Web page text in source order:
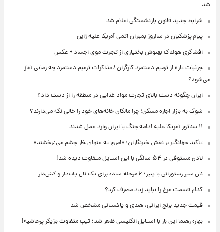
شد
شرایط جدید قانون بازنشستگی اعلام شد
پیام پزشکیان در سالروز بمباران اتمی آمریکا علیه ژاپن
افشاگری هولناک بهنوش بختیاری از تجارت موی اجساد + عکس
جزئیات تازه از ترمیم دستمزد کارگران / مذاکرات ترمیم دستمزد چه زمانی آغاز
می‌شود؟
ایران چگونه دست بالای تجارت مواد غذایی در منطقه را از دست داد؟
شوک به بازار اجاره مسکن؛ چرا مالکان خانه‌های خود را خالی نگه می‌دارند؟
۱۱ سناتور آمریکا علیه ادامه جنگ با ایران وارد عمل شدند
تأکید جهانگیر بر نقش خبرنگاران؛ «امروز به عنوان خار چشم می‌درخشند»
لادن مستوفی در ۵۴ سالگی با این استایل متفاوت دیده شد!
نان سیر رستورانی با پنیر؛ ۶ مرحله ساده برای یک نان پف‌دار و کش‌دار
کدام قسمت مرغ را نباید زیاد مصرف کرد؟
قیمت جدید برنج ایرانی، هندی و پاکستانی مشخص شد
بهاره رهنما این بار با استایل انگلیسی ظاهر شد؛ تیپ متفاوت بازیگر پرحاشیه!